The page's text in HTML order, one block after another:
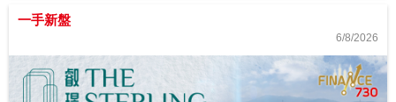
一手新盤
6/8/2026